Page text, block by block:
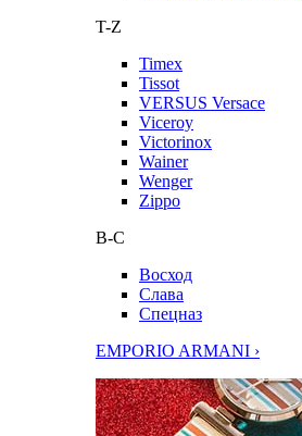
T-Z
Timex
Tissot
VERSUS Versace
Viceroy
Victorinox
Wainer
Wenger
Zippo
В-С
Восход
Слава
Спецназ
EMPORIO ARMANI ›